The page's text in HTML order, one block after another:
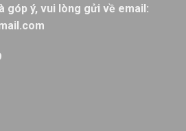
góp ý, vui lòng gửi về email: